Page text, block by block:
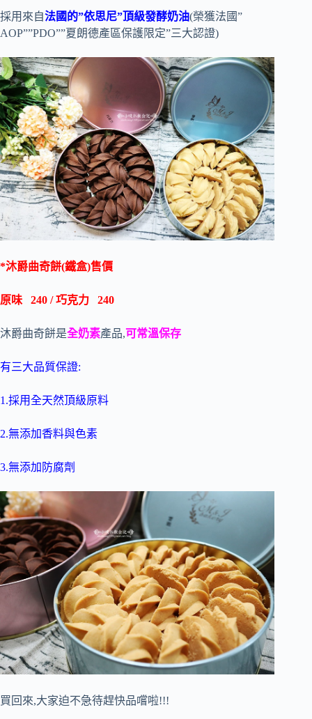
採用來自法國的”依思尼”頂級發酵奶油(榮獲法國”
AOP””PDO””夏朗德產區保護限定”三大認證)
*沐爵曲奇餅(鐵盒)售價
原味 240 /巧克力 240
沐爵曲奇餅是全奶素產品,可常溫保存
有三大品質保證:
1.採用全天然頂級原料
2.無添加香料與色素
3.無添加防腐劑
買回來,大家迫不急待趕快品嚐啦!!!